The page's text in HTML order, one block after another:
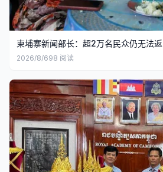
柬埔寨新闻部长：超2万名民众仍无法
2026/8/698 阅读